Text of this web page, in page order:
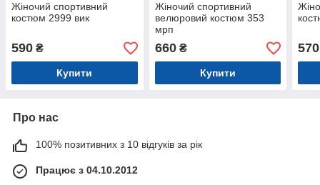
Жіночий спортивний
костюм 2999 вик
590 ₴
Купити
Жіночий спортивний
велюровий костюм 353
мрп
660₴
Купити
570
Про нас
100% позитивних з 10 відгуків за рік
Працює з 04.10.2012